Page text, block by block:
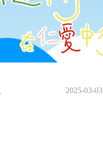
2025-03-03